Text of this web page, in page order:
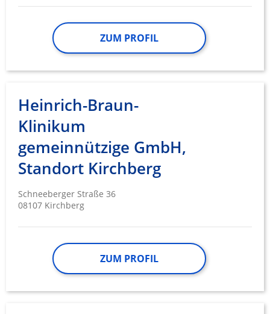
ZUM PROFIL
Heinrich-Braun-
Klinikum
gemeinnützige GmbH,
Standort Kirchberg
Schneeberger Straße 36
08107 Kirchberg
ZUM PROFIL